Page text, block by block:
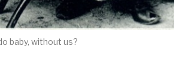
baby, without us?